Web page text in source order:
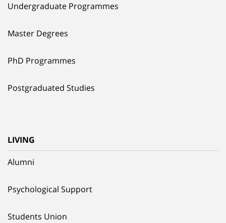
Undergraduate Programmes
Master Degrees
PhD Programmes
Postgraduated Studies
LIVING
Alumni
Psychological Support
Students Union